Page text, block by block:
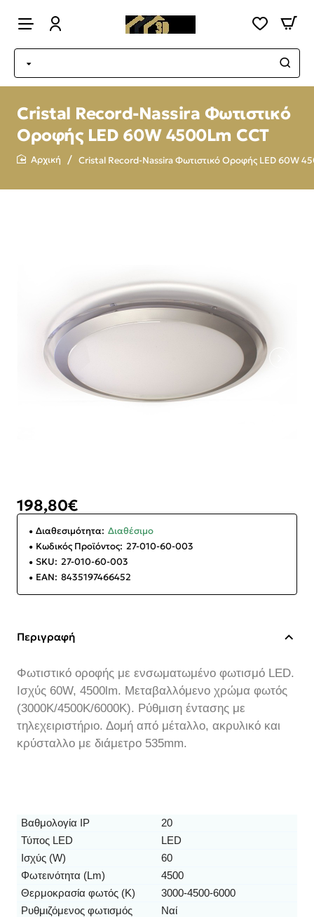
Cristal Record-Nassira Φωτιστικό
Οροφής LED 60W 4500Lm CCT
Cristal Record-Nassira Φωτιστικό Οροφής LED 60W
198,80€
Διαθεσιμότητα: Διαθέσιμο
Κωδικός Προϊόντος: 27-010-60-003
SKU: 27-010-60-003
EAN: 8435197466452
Περιγραφή
Φωτιστικό οροφής με ενσωματωμένο φωτισμό LED.
Ισχύς 60W, 4500lm. Μεταβαλλόμενο χρώμα φωτός
(3000K/4500K/6000K). Ρύθμιση έντασης με
τηλεχειριστήριο. Δομή από μέταλλο, ακρυλικό και
κρύσταλλο με διάμετρο 535mm.
Βαθμολογία IP
20
Τύπος LED
LED
Ισχύς (W)
60
Φωτεινότητα (Lm)
4500
Θερμοκρασία φωτός (K)
3000-4500-6000
Ρυθμιζόμενος φωτισμός
Ναί